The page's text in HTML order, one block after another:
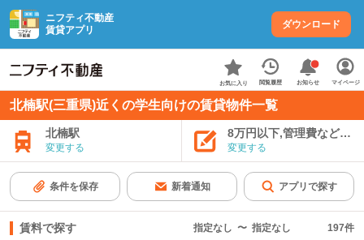
ニフティ不動産
賃貸アプリ
ダウンロード
お気に入り 閲覧履歴 お知らせ マイページ
北楠駅(三重県)近くの学生向けの賃貸物件一覧
北楠駅
変更する
8万円以下,管理費など込み
変更する
条件を保存 新着通知 アプリで探す
賃料で探す 指定なし 〜 指定なし 197件